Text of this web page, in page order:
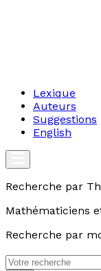
Lexique
Auteurs
Suggestions
English
Recherche par
Mathématiciens
Recherche par